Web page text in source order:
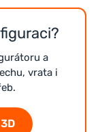
a
vrata i